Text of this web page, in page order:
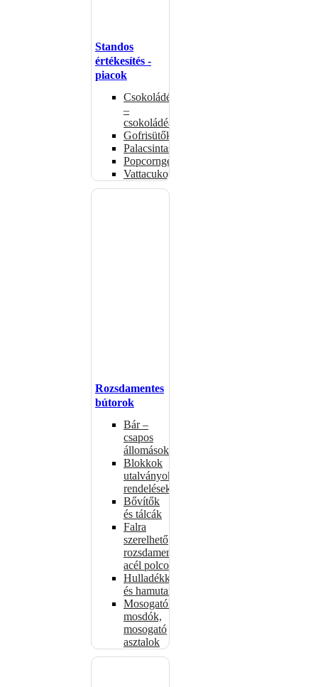
Standos
értékesítés -
piacok
Csokoládémelegítők
–
csokoládéadagolók
Gofrisütők
Palacsintasütők
Popcorngépek
Vattacukorgép
Rozsdamentes
bútorok
Bár –
csapos
állomások
Blokkok
utalványokhoz,
rendelésekhez
Bővítők
és tálcák
Falra
szerelhető
rozsdamentes
acél polcok
Hulladékkosarak
és hamutartók
Mosogatók,
mosdók,
mosogató
asztalok